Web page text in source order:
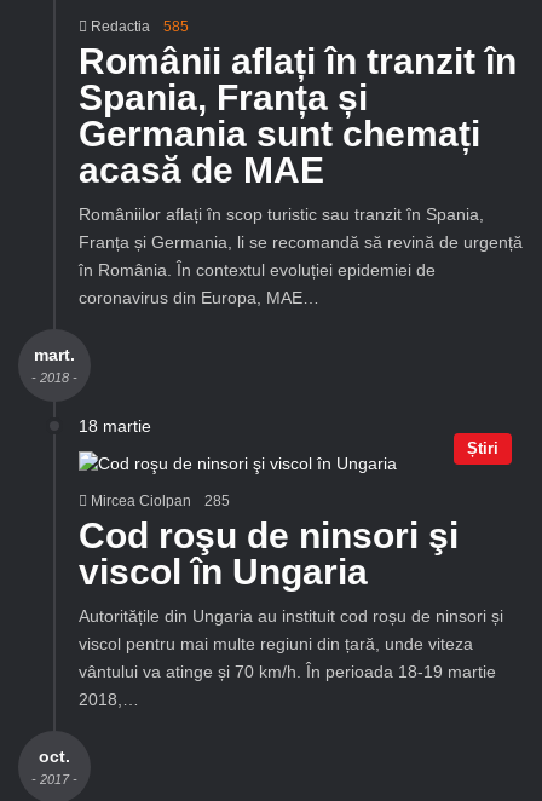
Redactia 585
Românii aflați în tranzit în
Spania, Franța și
Germania sunt chemați
acasă de MAE
Româniilor aflați în scop turistic sau tranzit în Spania,
Franța și Germania, li se recomandă să revină de urgență
în România. În contextul evoluției epidemiei de
coronavirus din Europa, MAE…
mart.
- 2018 -
18 martie
Știri
Mircea Ciolpan 285
Cod roşu de ninsori şi
viscol în Ungaria
Autoritățile din Ungaria au instituit cod roșu de ninsori și
viscol pentru mai multe regiuni din țară, unde viteza
vântului va atinge și 70 km/h. În perioada 18-19 martie
2018,…
oct.
- 2017 -